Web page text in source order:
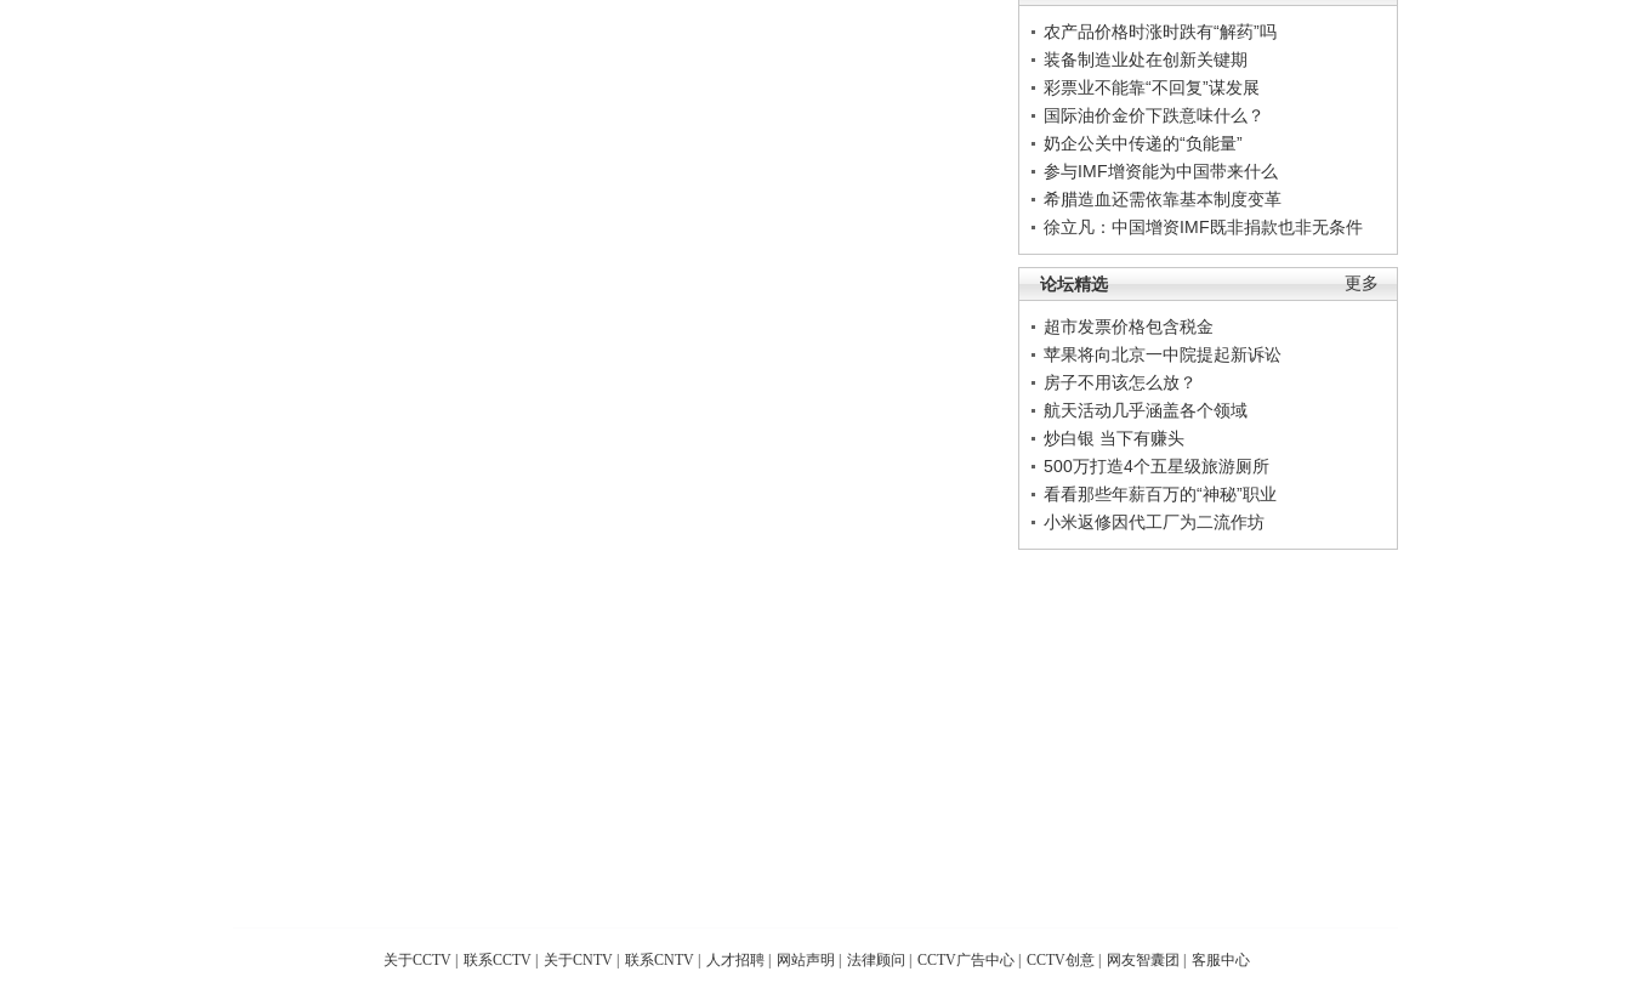
农产品价格时涨时跌有“解药”吗
装备制造业处在创新关键期
彩票业不能靠“不回复”谋发展
国际油价金价下跌意味什么？
奶企公关中传递的“负能量”
参与IMF增资能为中国带来什么
希腊造血还需依靠基本制度变革
徐立凡：中国增资IMF既非捐款也非无条件
更多
论坛精选
超市发票价格包含税金
苹果将向北京一中院提起新诉讼
房子不用该怎么放？
航天活动几乎涵盖各个领域
炒白银 当下有赚头
500万打造4个五星级旅游厕所
看看那些年薪百万的“神秘”职业
小米返修因代工厂为二流作坊
关于CCTV 联系CCTV 关于CNTV 联系CNTV 人才招聘 网站声明 法律顾问 CCTV广告中心 CCTV创意 网友智囊团 客服中心